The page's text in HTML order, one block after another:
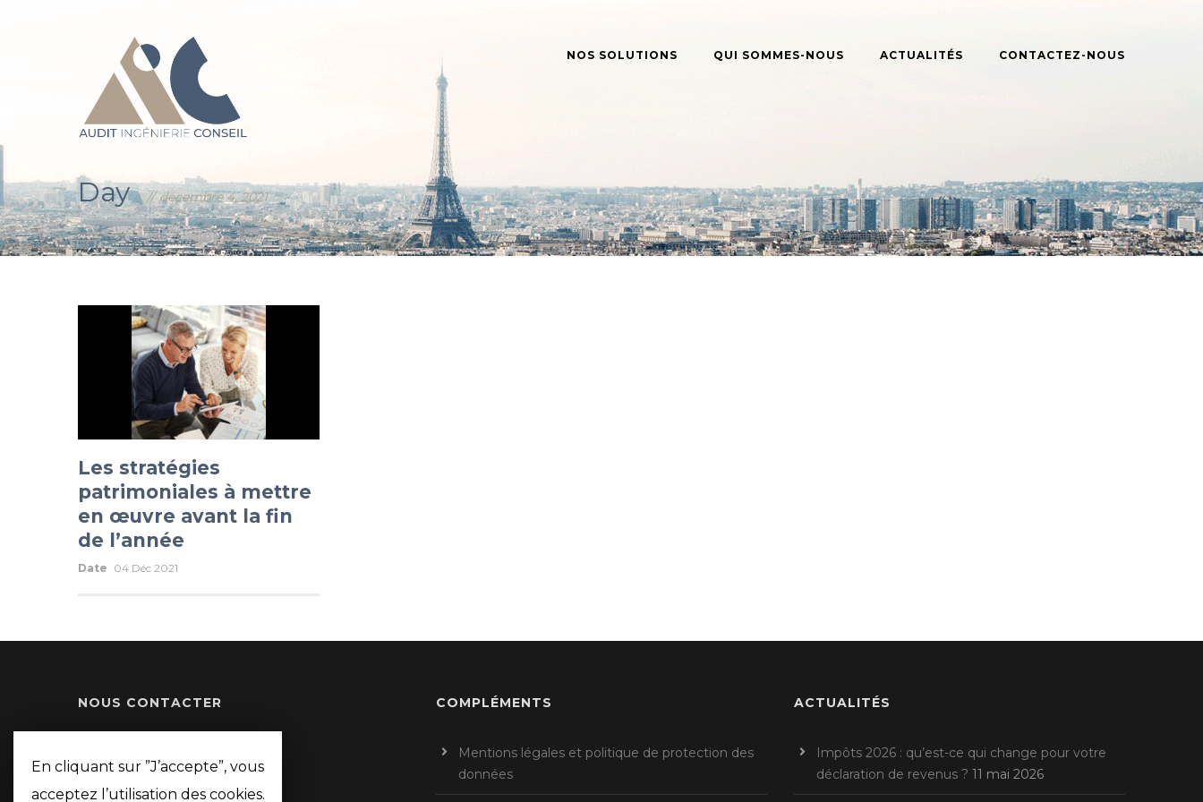
NOS SOLUTIONS QUI SOMMES-NOUS ACTUALITÉS CONTACTEZ-NOUS
Day décembre 4, 2021
Les stratégies
patrimoniales à mettre
en œuvre avant la fin
de l’année
Date 04 Déc 2021
NOUS CONTACTER
contact.aic@aicpatrimoine.fr
COMPLÉMENTS
Mentions légales et politique de protection des
données
ACTUALITÉS
Impôts 2026 : qu’est-ce qui change pour votre
déclaration de revenus ? 11 mai 2026
En cliquant sur ”J’accepte”, vous
acceptez l’utilisation des cookies.